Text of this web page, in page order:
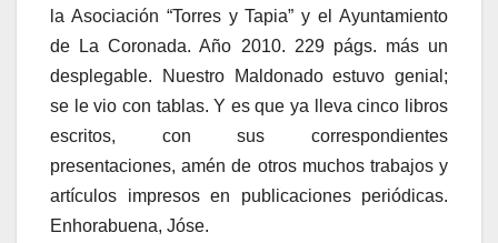
la Asociación “Torres y Tapia” y el Ayuntamiento
de La Coronada. Año 2010. 229 págs. más un
desplegable. Nuestro Maldonado estuvo genial;
se le vio con tablas. Y es que ya lleva cinco libros
escritos, con sus correspondientes
presentaciones, amén de otros muchos trabajos y
artículos impresos en publicaciones periódicas.
Enhorabuena, Jóse.